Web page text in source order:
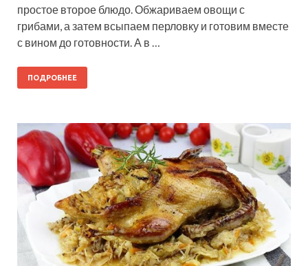
простое второе блюдо. Обжариваем овощи с
грибами, а затем всыпаем перловку и готовим вместе
с вином до готовности. А в …
ПОДРОБНЕЕ